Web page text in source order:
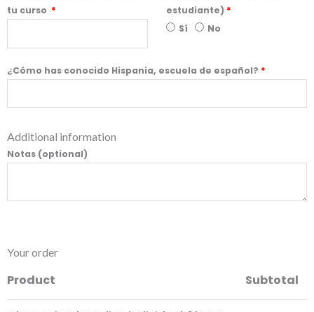
tu curso *
estudiante) *
Sí
No
¿Cómo has conocido Hispania, escuela de español? *
Additional information
Notas (optional)
Your order
Product Subtotal